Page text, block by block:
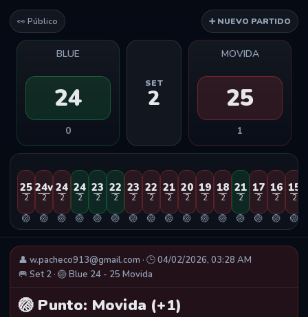
👀 Público ➕ NUEVO PARTIDO
BLUE
24
0
SET
2
MOVIDA
25
1
25
2
🏐
24v
2
🏐
24
2
🏐
24
2
🏐
23
2
🏐
22
2
🏐
23
2
🏐
22
2
🏐
21
2
🏐
20
2
🏐
19
2
🏐
18
2
🏐
21
2
🏐
17
2
🏐
16
2
🏐
15
2
🏐
👤 w.pacheco913@gmail.com · 🕒 04/02/2026, 03:28 AM
🥅 Set 2 · 🏐 Blue 24 - 25 Movida
🏐 Punto: Movida (+1)